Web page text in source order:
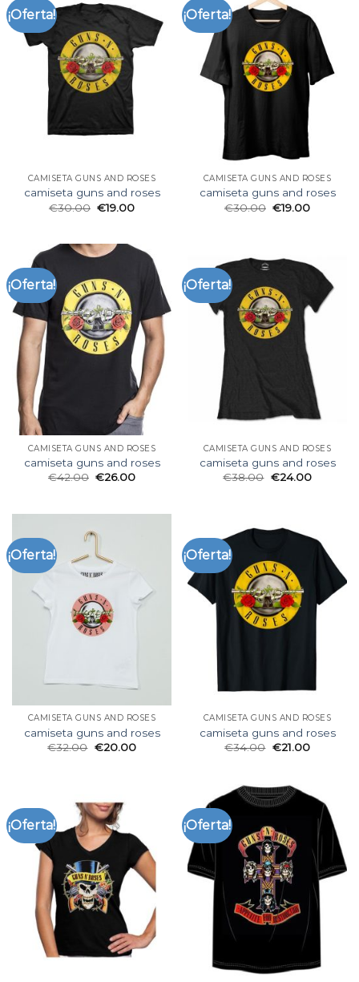
¡Oferta!
CAMISETA GUNS AND ROSES
camiseta guns and roses
€30.00 €19.00
¡Oferta!
CAMISETA GUNS AND ROSES
camiseta guns and roses
€30.00 €19.00
¡Oferta!
CAMISETA GUNS AND ROSES
camiseta guns and roses
€42.00 €26.00
¡Oferta!
CAMISETA GUNS AND ROSES
camiseta guns and roses
€38.00 €24.00
¡Oferta!
CAMISETA GUNS AND ROSES
camiseta guns and roses
€32.00 €20.00
¡Oferta!
CAMISETA GUNS AND ROSES
camiseta guns and roses
€34.00 €21.00
¡Oferta! ¡Oferta!